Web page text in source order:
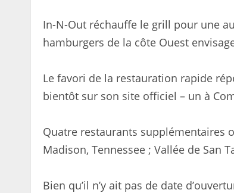
In-N-Out réchauffe le grill pour une
hamburgers de la côte Ouest
Le favori de la restauration rapide
bientôt sur son site officiel – un à
Quatre restaurants supplémentaires
Madison, Tennessee ; Vallée de San
Bien qu’il n’y ait pas de date